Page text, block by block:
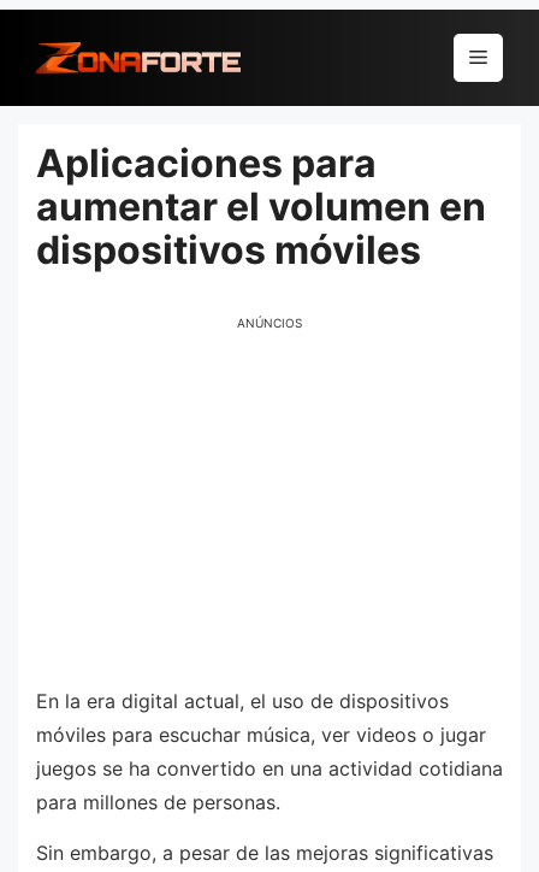
para
conteúdo
Menu
Aplicaciones para
aumentar el volumen en
dispositivos móviles
ANÚNCIOS
En la era digital actual, el uso de dispositivos
móviles para escuchar música, ver videos o jugar
juegos se ha convertido en una actividad cotidiana
para millones de personas.
Sin embargo, a pesar de las mejoras significativas